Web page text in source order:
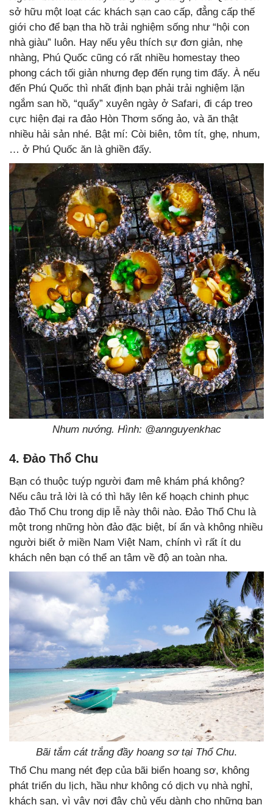
sở hữu một loạt các khách sạn cao cấp, đẳng cấp thế
giới cho để bạn tha hồ trải nghiệm sống như “hội con
nhà giàu” luôn. Hay nếu yêu thích sự đơn giản, nhẹ
nhàng, Phú Quốc cũng có rất nhiều homestay theo
phong cách tối giản nhưng đẹp đến rụng tim đấy. À nếu
đến Phú Quốc thì nhất định bạn phải trải nghiệm lặn
ngắm san hồ, “quẩy” xuyên ngày ở Safari, đi cáp treo
cực hiện đại ra đảo Hòn Thơm sống ảo, và ăn thật
nhiều hải sản nhé. Bật mí: Còi biên, tôm tít, ghẹ, nhum,
… ở Phú Quốc ăn là ghiền đấy.
Nhum nướng. Hình: @annguyenkhac
4. Đảo Thổ Chu
Bạn có thuộc tuýp người đam mê khám phá không?
Nếu câu trả lời là có thì hãy lên kế hoạch chinh phục
đảo Thổ Chu trong dịp lễ này thôi nào. Đảo Thổ Chu là
một trong những hòn đảo đặc biệt, bí ẩn và không nhiều
người biết ở miền Nam Việt Nam, chính vì rất ít du
khách nên bạn có thể an tâm về độ an toàn nha.
Bãi tắm cát trắng đầy hoang sơ tại Thổ Chu.
Thổ Chu mang nét đẹp của bãi biển hoang sơ, không
phát triển du lịch, hầu như không có dịch vụ nhà nghỉ,
khách sạn, vì vậy nơi đây chủ yếu dành cho những bạn